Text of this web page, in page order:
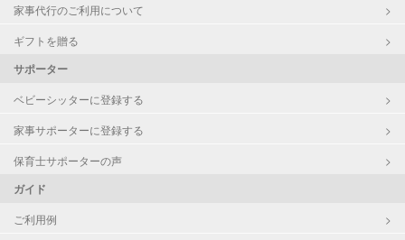
家事代行のご利用について
ギフトを贈る
サポーター
ベビーシッターに登録する
家事サポーターに登録する
保育士サポーターの声
ガイド
ご利用例